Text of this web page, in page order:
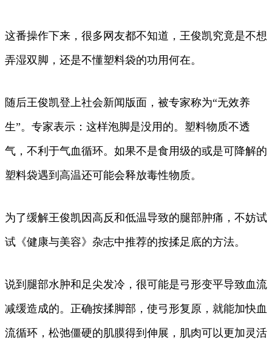
这番操作下来，很多网友都不知道，王俊凯究竟是不想
弄湿双脚，还是不懂塑料袋的功用何在。
随后王俊凯登上社会新闻版面，被专家称为“无效养
生”。专家表示：这样泡脚是没用的。塑料物质不透
气，不利于气血循环。如果不是食用级的或是可降解的
塑料袋遇到高温还可能会释放毒性物质。
为了缓解王俊凯因高反和低温导致的腿部肿痛，不妨试
试《健康与美容》杂志中推荐的按揉足底的方法。
说到腿部水肿和足尖发冷，很可能是弓形变平导致血流
减缓造成的。正确按揉脚部，使弓形复原，就能加快血
流循环，松弛僵硬的肌膜得到伸展，肌肉可以更加灵活